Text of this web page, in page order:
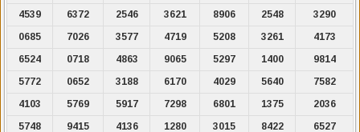
4539
6372 2546 3621 8906 2548
3290
0685
7026 3577 4719 5208 3261
4173
6524
0718 4863 9065 5297 1400
9814
5772
0652 3188 6170 4029 5640
7582
4103
5769 5917 7298 6801 1375
2036
5748
9415 4136 1280 3015 8422
6527